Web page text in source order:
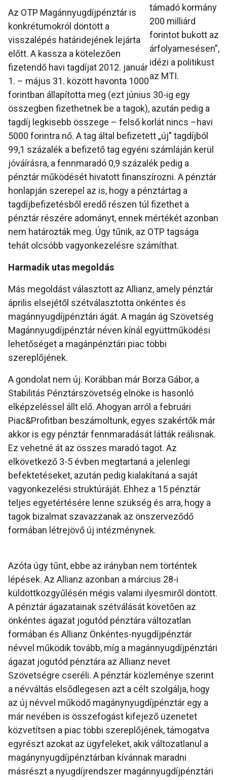
támadó kormány
200 milliárd
forintot bukott az
árfolyamesésen”,
idézi a politikust
az MTI.
Az OTP Magánnyugdíjpénztár is
konkrétumokról döntött a
visszalépés határidejének lejárta
előtt. A kassza a kötelezően
fizetendő havi tagdíjat 2012. január
1. – május 31. között havonta 1000
forintban állapította meg (ezt június 30-ig egy
összegben fizethetnek be a tagok), azután pedig a
tagdíj legkisebb összege – felső korlát nincs –havi
5000 forintra nő. A tag által befizetett „új" tagdíjból
99,1 százalék a befizető tag egyéni számláján kerül
jóváírásra, a fennmaradó 0,9 százalék pedig a
pénztár működését hivatott finanszírozni. A pénztár
honlapján szerepel az is, hogy a pénztártag a
tagdíjbefizetésből eredő részen túl fizethet a
pénztár részére adományt, ennek mértékét azonban
nem határozták meg. Úgy tűnik, az OTP tagsága
tehát olcsóbb vagyonkezelésre számíthat.
Harmadik utas megoldás
Más megoldást választott az Allianz, amely pénztár
április elsejétől szétválasztotta önkéntes és
magánnyugdíjpénztári ágát. A magán ág Szövetség
Magánnyugdíjpénztár néven kínál együttműködési
lehetőséget a magánpénztári piac többi
szereplőjének.
A gondolat nem új. Korábban már Borza Gábor, a
Stabilitás Pénztárszövetség elnöke is hasonló
elképzeléssel állt elő. Ahogyan arról a februári
Piac&Profitban beszámoltunk, egyes szakértők már
akkor is egy pénztár fennmaradását látták reálisnak.
Ez vehetné át az összes maradó tagot. Az
elkövetkező 3-5 évben megtartaná a jelenlegi
befektetéseket, azután pedig kialakítaná a saját
vagyonkezelési struktúráját. Ehhez a 15 pénztár
teljes egyetértésére lenne szükség és arra, hogy a
tagok bizalmat szavazzanak az önszerveződő
formában létrejövő új intézménynek.
Azóta úgy tűnt, ebbe az irányban nem történtek
lépések. Az Allianz azonban a március 28-i
küldöttközgyűlésén mégis valami ilyesmiről döntött.
A pénztár ágazatainak szétválását követően az
önkéntes ágazat jogutód pénztára változatlan
formában és Allianz Önkéntes-nyugdíjpénztár
névvel működik tovább, míg a magánnyugdíjpénztári
ágazat jogutód pénztára az Allianz nevet
Szövetségre cseréli. A pénztár közleménye szerint
a névváltás elsődlegesen azt a célt szolgálja, hogy
az új névvel működő magánynyugdíjpénztár egy a
már nevében is összefogást kifejező üzenetet
közvetítsen a piac többi szereplőjének, támogatva
egyrészt azokat az ügyfeleket, akik változatlanul a
magánynyugdíjpénztárban kívánnak maradni
másrészt a nyugdíjrendszer magánnyugdíjpénztári